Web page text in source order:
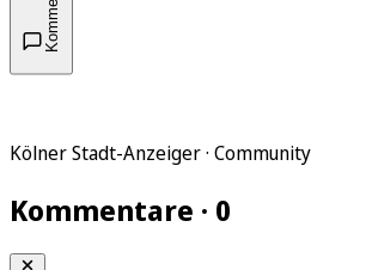
Kölner Stadt-Anzeiger · Community
Kommentare · 0